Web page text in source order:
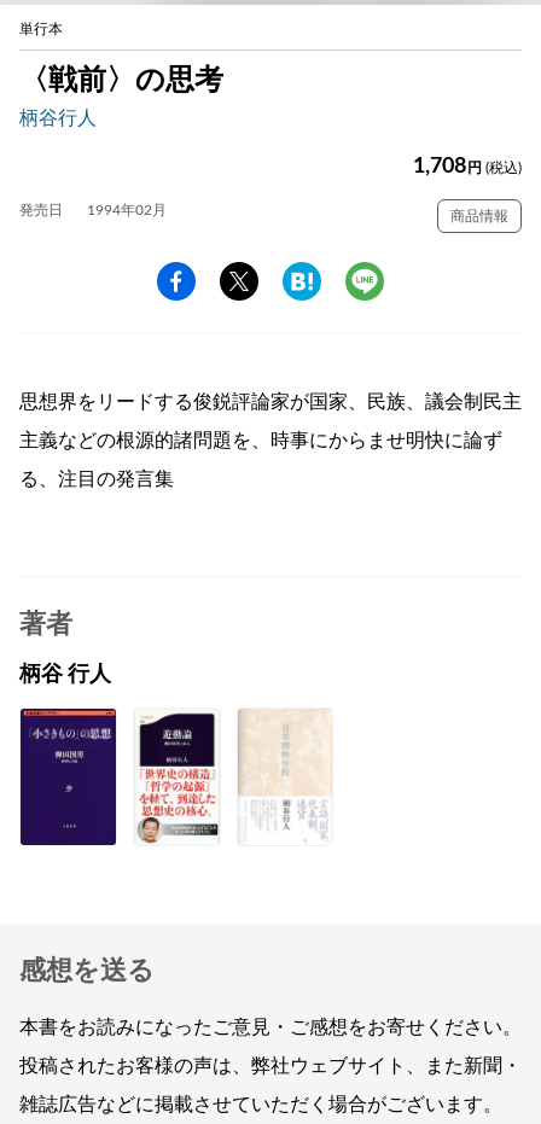
単行本
〈戦前〉の思考
柄谷行人
1,708 円 (税込)
発売日 1994年02月 商品情報
思想界をリードする俊鋭評論家が国家、民族、議会制民主
主義などの根源的諸問題を、時事にからませ明快に論ず
る、注目の発言集
著者
柄谷 行人
感想を送る
本書をお読みになったご意見・ご感想をお寄せください。
投稿されたお客様の声は、弊社ウェブサイト、また新聞・
雑誌広告などに掲載させていただく場合がございます。